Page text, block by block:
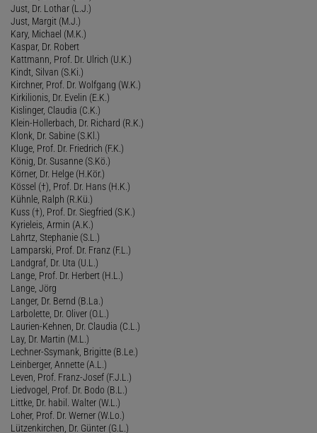
Just, Dr. Lothar (L.J.)
Just, Margit (M.J.)
Kary, Michael (M.K.)
Kaspar, Dr. Robert
Kattmann, Prof. Dr. Ulrich (U.K.)
Kindt, Silvan (S.Ki.)
Kirchner, Prof. Dr. Wolfgang (W.K.)
Kirkilionis, Dr. Evelin (E.K.)
Kislinger, Claudia (C.K.)
Klein-Hollerbach, Dr. Richard (R.K.)
Klonk, Dr. Sabine (S.Kl.)
Kluge, Prof. Dr. Friedrich (F.K.)
König, Dr. Susanne (S.Kö.)
Körner, Dr. Helge (H.Kör.)
Kössel (†), Prof. Dr. Hans (H.K.)
Kühnle, Ralph (R.Kü.)
Kuss (†), Prof. Dr. Siegfried (S.K.)
Kyrieleis, Armin (A.K.)
Lahrtz, Stephanie (S.L.)
Lamparski, Prof. Dr. Franz (F.L.)
Landgraf, Dr. Uta (U.L.)
Lange, Prof. Dr. Herbert (H.L.)
Lange, Jörg
Langer, Dr. Bernd (B.La.)
Larbolette, Dr. Oliver (O.L.)
Laurien-Kehnen, Dr. Claudia (C.L.)
Lay, Dr. Martin (M.L.)
Lechner-Ssymank, Brigitte (B.Le.)
Leinberger, Annette (A.L.)
Leven, Prof. Franz-Josef (F.J.L.)
Liedvogel, Prof. Dr. Bodo (B.L.)
Littke, Dr. habil. Walter (W.L.)
Loher, Prof. Dr. Werner (W.Lo.)
Lützenkirchen, Dr. Günter (G.L.)